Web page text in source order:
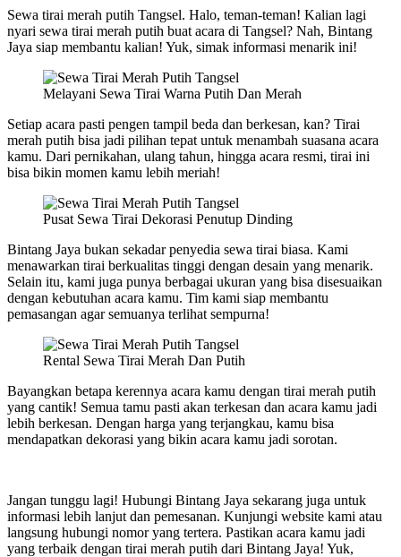
Sewa tirai merah putih Tangsel. Halo, teman-teman! Kalian lagi
nyari sewa tirai merah putih buat acara di Tangsel? Nah, Bintang
Jaya siap membantu kalian! Yuk, simak informasi menarik ini!
Melayani Sewa Tirai Warna Putih Dan Merah
Setiap acara pasti pengen tampil beda dan berkesan, kan? Tirai
merah putih bisa jadi pilihan tepat untuk menambah suasana acara
kamu. Dari pernikahan, ulang tahun, hingga acara resmi, tirai ini
bisa bikin momen kamu lebih meriah!
Pusat Sewa Tirai Dekorasi Penutup Dinding
Bintang Jaya bukan sekadar penyedia sewa tirai biasa. Kami
menawarkan tirai berkualitas tinggi dengan desain yang menarik.
Selain itu, kami juga punya berbagai ukuran yang bisa disesuaikan
dengan kebutuhan acara kamu. Tim kami siap membantu
pemasangan agar semuanya terlihat sempurna!
Rental Sewa Tirai Merah Dan Putih
Bayangkan betapa kerennya acara kamu dengan tirai merah putih
yang cantik! Semua tamu pasti akan terkesan dan acara kamu jadi
lebih berkesan. Dengan harga yang terjangkau, kamu bisa
mendapatkan dekorasi yang bikin acara kamu jadi sorotan.
Jangan tunggu lagi! Hubungi Bintang Jaya sekarang juga untuk
informasi lebih lanjut dan pemesanan. Kunjungi website kami atau
langsung hubungi nomor yang tertera. Pastikan acara kamu jadi
yang terbaik dengan tirai merah putih dari Bintang Jaya! Yuk,